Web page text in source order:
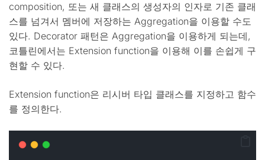
composition, 또는 새 클래스의 생성자의 인자로 기존 클래
스를 넘겨서 멤버에 저장하는 Aggregation을 이용할 수도
있다. Decorator 패턴은 Aggregation을 이용하게 되는데,
코틀린에서는 Extension function을 이용해 이를 손쉽게 구
현할 수 있다.
Extension function은 리시버 타입 클래스를 지정하고 함수
를 정의한다.